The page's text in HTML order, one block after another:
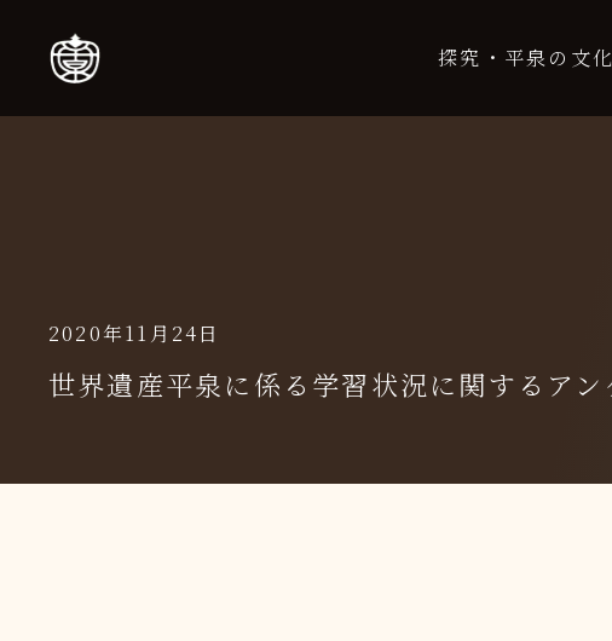
探究・平泉の文
2020年11月24日
世界遺産平泉に係る学習状況に関するア